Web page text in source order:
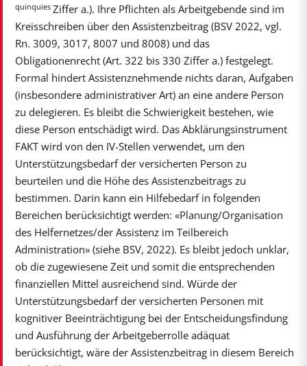
quinquies Ziffer a.). Ihre Pflichten als Arbeitgebende sind im
Kreisschreiben über den Assistenzbeitrag (BSV 2022, vgl.
Rn. 3009, 3017, 8007 und 8008) und das
Obligationenrecht (Art. 322 bis 330 Ziffer a.) festgelegt.
Formal hindert Assistenznehmende nichts daran, Aufgaben
(insbesondere administrativer Art) an eine andere Person
zu delegieren. Es bleibt die Schwierigkeit bestehen, wie
diese Person entschädigt wird. Das Abklärungsinstrument
FAKT wird von den IV-Stellen verwendet, um den
Unterstützungsbedarf der versicherten Person zu
beurteilen und die Höhe des Assistenzbeitrags zu
bestimmen. Darin kann ein Hilfebedarf in folgenden
Bereichen berücksichtigt werden: «Planung/Organisation
des Helfernetzes/der Assistenz im Teilbereich
Administration» (siehe BSV, 2022). Es bleibt jedoch unklar,
ob die zugewiesene Zeit und somit die entsprechenden
finanziellen Mittel ausreichend sind. Würde der
Unterstützungsbedarf der versicherten Personen mit
kognitiver Beeinträchtigung bei der Entscheidungsfindung
und Ausführung der Arbeitgeberrolle adäquat
berücksichtigt, wäre der Assistenzbeitrag in diesem Bereich